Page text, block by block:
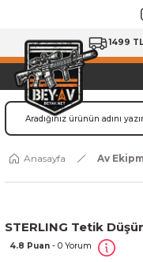
1499
Anasayfa Av
STERLING Tetik
4.8 Puan - 0 Yorum